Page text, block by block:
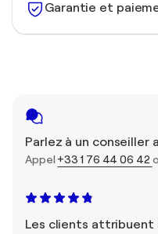
Garantie et
Parlez à un conseiller
Appel +33 1 76 44 06 42
Les clients attribuent